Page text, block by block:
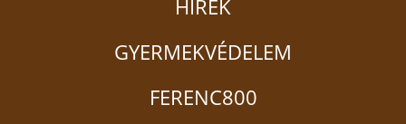
HÍREK
GYERMEKVÉDELEM
FERENC800